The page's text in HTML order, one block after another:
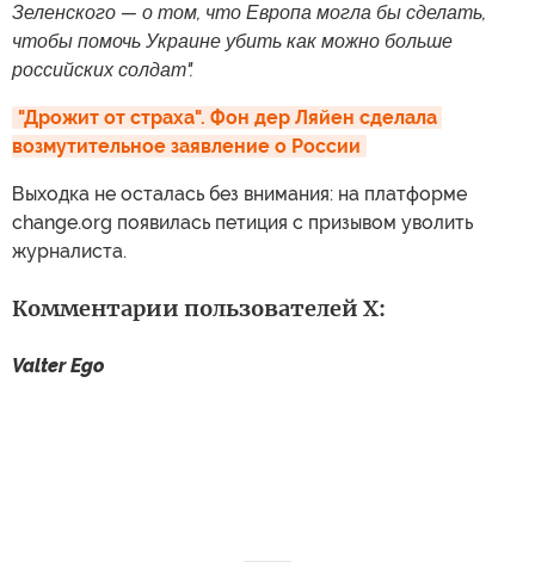
Зеленского — о том, что Европа могла бы сделать,
чтобы помочь Украине убить как можно больше
российских солдат".
"Дрожит от страха". Фон дер Ляйен сделала
возмутительное заявление о России
Выходка не осталась без внимания: на платформе
change.org появилась петиция с призывом уволить
журналиста.
Комментарии пользователей X:
Valter Ego